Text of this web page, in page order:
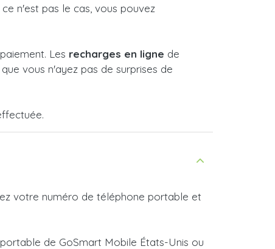
n'est pas le cas, vous pouvez
Les recharges en ligne de
vous n'ayez pas de surprises de
votre numéro de téléphone portable et
de GoSmart Mobile États-Unis ou